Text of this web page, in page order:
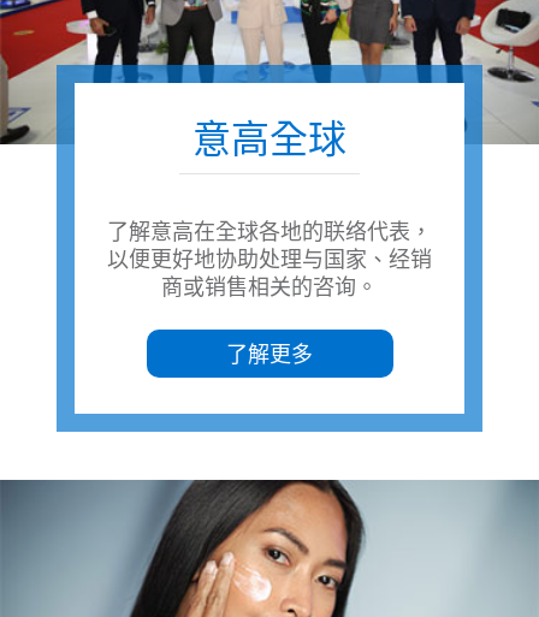
意高全球
了解意高在全球各地的联络代表，
以便更好地协助处理与国家、经销
商或销售相关的咨询。
了解更多